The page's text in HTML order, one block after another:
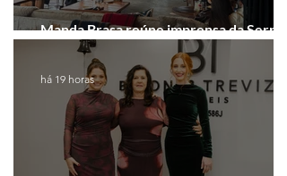
Manda Brasa reúne imprensa da Serra
Gaúcha para falar de expansão
há 19 horas